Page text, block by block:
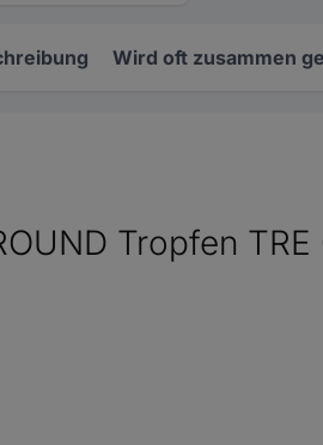
Wird oft zusammen
Tropfen